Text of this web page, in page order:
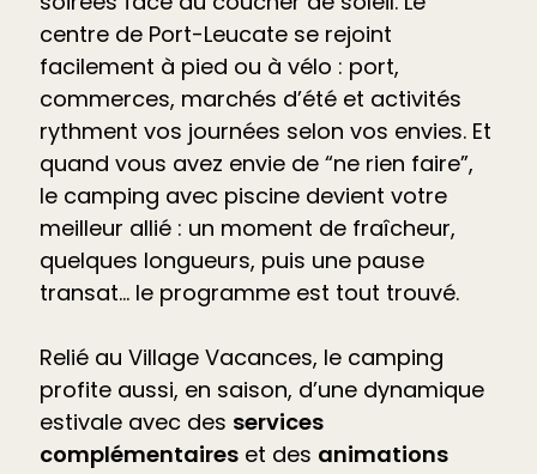
centre de Port-Leucate se rejoint
facilement à pied ou à vélo : port,
commerces, marchés d’été et activités
rythment vos journées selon vos envies. Et
quand vous avez envie de “ne rien faire”,
le camping avec piscine devient votre
meilleur allié : un moment de fraîcheur,
quelques longueurs, puis une pause
transat… le programme est tout trouvé.
Relié au Village Vacances, le camping
profite aussi, en saison, d’une dynamique
estivale avec des services
complémentaires et des animations